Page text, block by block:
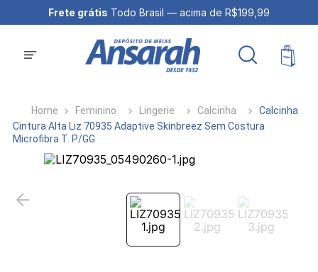
Frete grátis Todo Brasil — acima de R$199,99
Feminino Lingerie Calcinha
Calcinha
Cintura Alta Liz 70935 Adaptive Skinbreez Sem Costura
Microfibra T. P/GG